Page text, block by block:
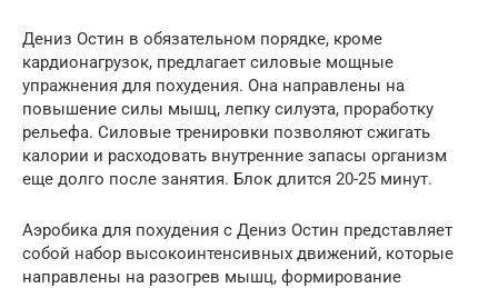
Дениз Остин в обязательном порядке, кроме
кардионагрузок, предлагает силовые мощные
упражнения для похудения. Она направлены на
повышение силы мышц, лепку силуэта, проработку
рельефа. Силовые тренировки позволяют сжигать
калории и расходовать внутренние запасы организм
еще долго после занятия. Блок длится 20-25 минут.
Аэробика для похудения с Дениз Остин представляет
собой набор высокоинтенсивных движений, которые
направлены на разогрев мышц, формирование